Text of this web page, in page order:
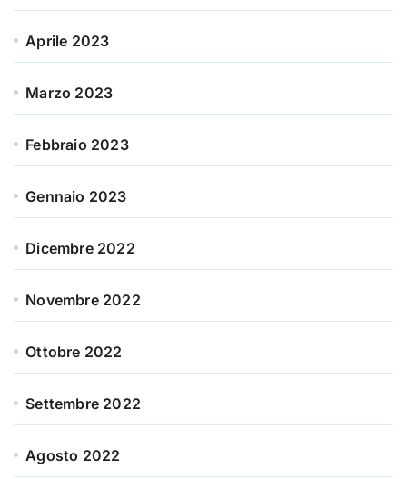
Aprile 2023
Marzo 2023
Febbraio 2023
Gennaio 2023
Dicembre 2022
Novembre 2022
Ottobre 2022
Settembre 2022
Agosto 2022